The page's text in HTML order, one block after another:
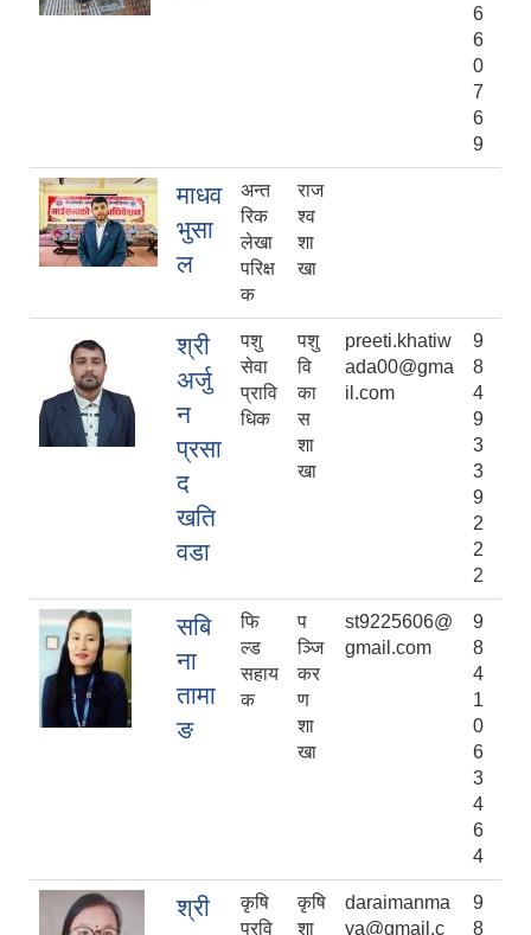
6
6
0
7
6
9
माधव
भुसा
ल
अन्त
रिक
लेखा
परिक्ष
क
राज
श्व
शा
खा
श्री
अर्जु
न
प्रसा
द
खति
वडा
पशु
सेवा
प्रावि
धिक
पशु
वि
का
स
शा
खा
preeti.khatiw
ada00@gma
il.com
9
8
4
9
3
3
9
2
2
2
सबि
ना
तामा
ङ
फि
ल्ड
सहाय
क
प
ञ्जि
कर
ण
शा
खा
st9225606@
gmail.com
9
8
4
1
0
6
3
4
6
4
श्री
कृषि
प्रवि
कृषि
शा
daraimanma
ya@gmail.c
9
8